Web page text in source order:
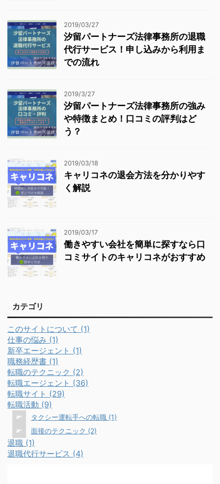
2019/03/27
汐留パートナーズ法律事務所の退職
代行サービス！申し込みから利用ま
での流れ
2019/3/27
汐留パートナーズ法律事務所の強み
や特徴まとめ！口コミの評判はど
う？
2019/03/18
キャリコネの退会方法を分かりやす
く解説
2019/03/17
働きやすい会社を簡単に探すなら口
コミサイトのキャリコネがおすすめ
カテゴリ
このサイトについて (1)
仕事の悩み (1)
新卒エージェント (1)
職務経歴書 (1)
転職のテクニック (2)
転職エージェント (36)
転職サイト (29)
転職活動 (9)
タクシー運転手への転職 (1)
面接のテクニック (2)
退職 (1)
退職代行サービス (4)